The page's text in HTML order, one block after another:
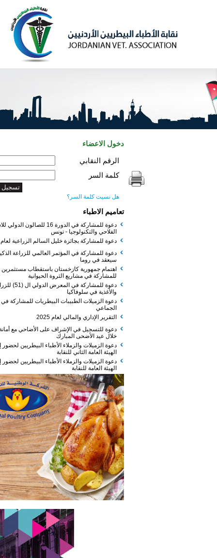
دخول الاعضاء
الرقم النقابي
كلمة السر
هل نسيت كلمة السر؟
تعاميم الاطباء
دعوة للمشاركة في الدورة 16 للصالون الدولي للاستثمار
الفلاحي والتكنولوجيا - تونس
دعوة للمشاركة بجائزة خليل السالم الزراعية لعام 2026
دعوة للمشاركة في المؤتمر العالمي للزراعة الذكية الذي
سيعقد في روما
اهتمام جمهورية كازخستان باستقطاب مستثمرين
للمشاركة في مشاريع الثروة الحيوانية
دعوة للمشاركة في المعرض الدولي ال (51) للزراعة
والأغذية في سلوفاكيا
دعوة الزميلات الطبيبات البيطريات للمشاركة في الفطور
التقرير الإداري والمالي لعام 2025
دعوة للتسجيل في الإشراف على الأضاحي مع أمانة عمان
خلال عيد الأضحى المبارك
دعوة الزميلات والزملاء الأطباء البيطريين لحضور إجتماع
الهيئة العامة الثاني للنقابة
دعوة الزميلات والزملاء الأطباء البيطريين لحضور إجتماع
الهيئة العامة للنقابة